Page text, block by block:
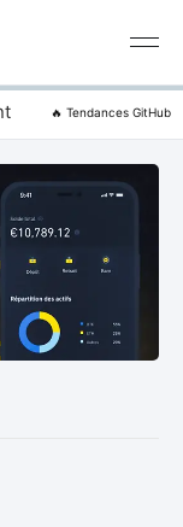
🔥 Tendances GitHub